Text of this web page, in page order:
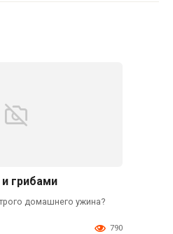
и грибами
домашнего ужина?
790